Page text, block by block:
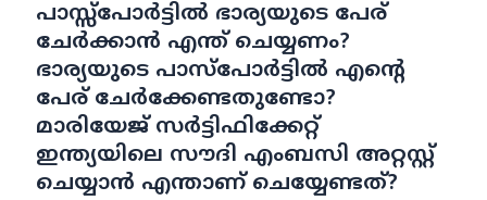
പാസ്സ്‌പോര്‍ട്ടില്‍ ഭാര്യയുടെ പേര്
ചേര്‍ക്കാന്‍ എന്ത് ചെയ്യണം?
ഭാര്യയുടെ പാസ്‌പോര്‍ട്ടില്‍ എന്റെ
പേര് ചേര്‍ക്കേണ്ടതുണ്ടോ?
മാരിയേജ് സര്‍ട്ടിഫിക്കേറ്റ്
ഇന്ത്യയിലെ സൗദി എംബസി അറ്റസ്റ്റ്
ചെയ്യാന്‍ എന്താണ് ചെയ്യേണ്ടത്?